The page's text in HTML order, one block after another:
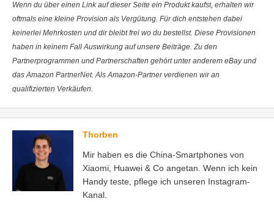
Wenn du über einen Link auf dieser Seite ein Produkt kaufst, erhalten wir
oftmals eine kleine Provision als Vergütung. Für dich entstehen dabei
keinerlei Mehrkosten und dir bleibt frei wo du bestellst. Diese Provisionen
haben in keinem Fall Auswirkung auf unsere Beiträge. Zu den
Partnerprogrammen und Partnerschaften gehört unter anderem eBay und
das Amazon PartnerNet. Als Amazon-Partner verdienen wir an
qualifizierten Verkäufen.
Thorben
Mir haben es die China-Smartphones von
Xiaomi, Huawei & Co angetan. Wenn ich kein
Handy teste, pflege ich unseren Instagram-
Kanal.